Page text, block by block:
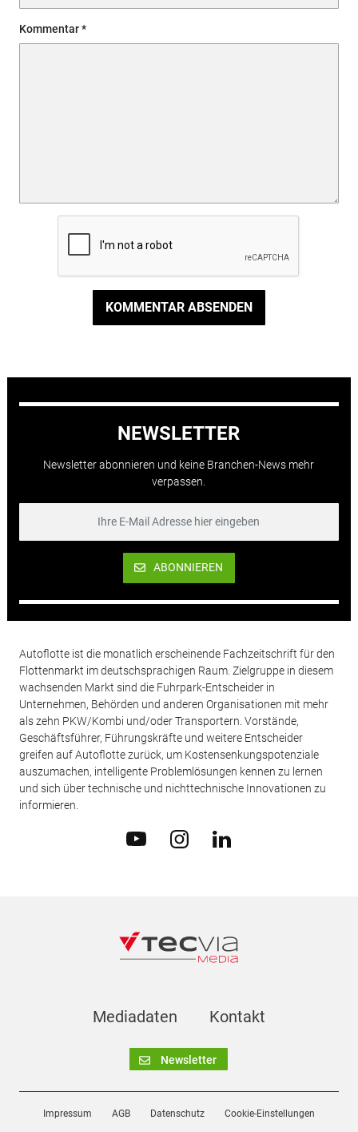
Kommentar
KOMMENTAR ABSENDEN
NEWSLETTER
Newsletter abonnieren und keine Branchen-News mehr
verpassen.
ABONNIEREN
Autoflotte ist die monatlich erscheinende Fachzeitschrift für den
Flottenmarkt im deutschsprachigen Raum. Zielgruppe in diesem
wachsenden Markt sind die Fuhrpark-Entscheider in
Unternehmen, Behörden und anderen Organisationen mit mehr
als zehn PKW/Kombi und/oder Transportern. Vorstände,
Geschäftsführer, Führungskräfte und weitere Entscheider
greifen auf Autoflotte zurück, um Kostensenkungspotenziale
auszumachen, intelligente Problemlösungen kennen zu lernen
und sich über technische und nichttechnische Innovationen zu
informieren.
Mediadaten Kontakt
Newsletter
Impressum AGB Datenschutz Cookie-Einstellungen